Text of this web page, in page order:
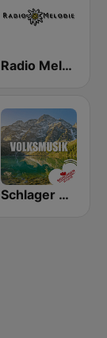
Radio Melodie
Schlager Radio - Volksmusik